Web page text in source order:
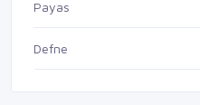
Payas
Defne